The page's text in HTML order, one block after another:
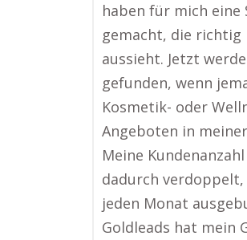
haben für mich eine
gemacht, die richtig
aussieht. Jetzt
gefunden, wenn
Kosmetik- oder
Angeboten in
Meine
dadurch
jeden Monat
Goldleads hat mein